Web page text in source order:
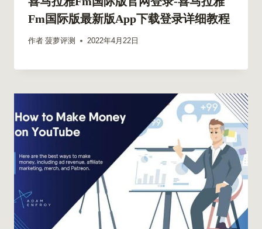
Fm国际版最新版app下载登录详细教程
作者 菠萝评测 2022年4月22日